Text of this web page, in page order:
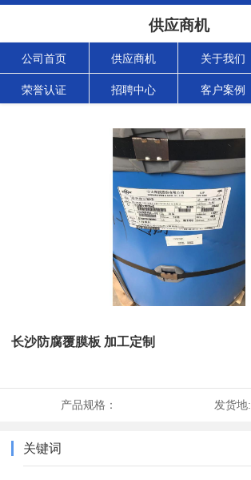
供应商机
公司首页 供应商机 关于我们
荣誉认证 招聘中心 客户案例
长沙防腐覆膜板 加工定制
产品规格： 发货地:
关键词